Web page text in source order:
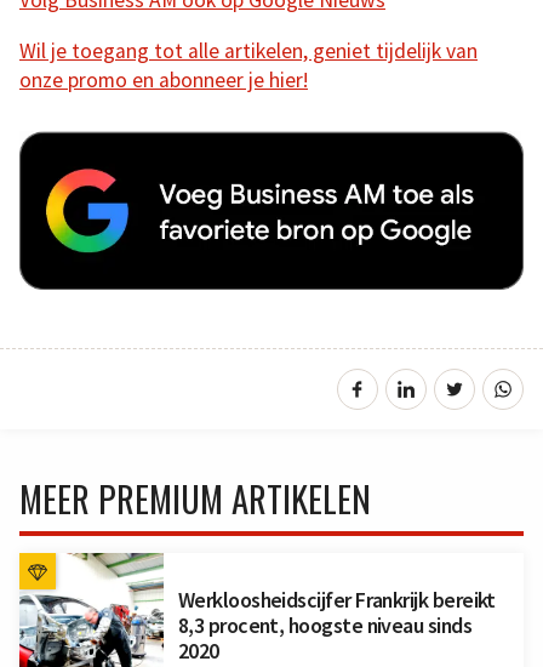
Wil je toegang tot alle artikelen, geniet tijdelijk van
onze promo en abonneer je hier!
MEER PREMIUM ARTIKELEN
Werkloosheidscijfer Frankrijk bereikt
8,3 procent, hoogste niveau sinds
2020